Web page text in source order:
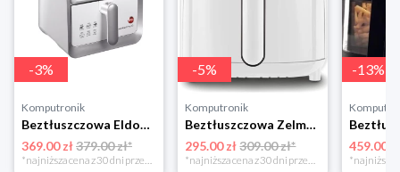
-3%
Komputronik
Beztłuszczowa Eldom MFC1000 biało-srebrny
369.00 zł379.00 zł*
-5%
Komputronik
Beztłuszczowa Zelmer ZAF3551W biały
295.00 zł 309.00 zł*
-13%
459.00 zł